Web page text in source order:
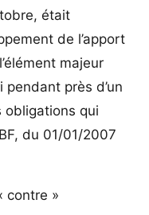
était
de l’apport
majeur
près d’un
obligations qui
du 01/01/2007
contre »